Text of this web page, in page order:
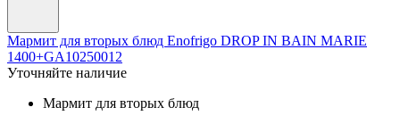
Мармит для вторых блюд Enofrigo DROP IN BAIN MARIE
1400+GA10250012
Уточняйте наличие
Мармит для вторых блюд